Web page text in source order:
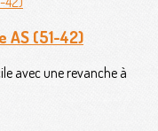
AS (51-42)
avec une revanche à